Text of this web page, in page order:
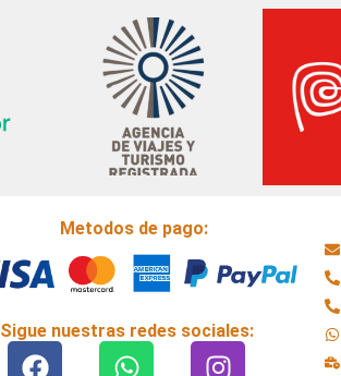
Metodos de pago:
Sigue nuestras redes sociales:
F
W
I